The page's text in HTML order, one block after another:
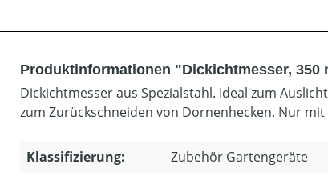
Produktinformationen "Dickichtmesser, 350
Dickichtmesser aus Spezialstahl. Ideal zum
zum Zurückschneiden von Dornenhecken. Nur
Klassifizierung: Zubehör Gartengeräte